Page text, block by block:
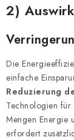
2)
Die
einfache
Reduzierung
Technologien
Mengen Energie
erfordert